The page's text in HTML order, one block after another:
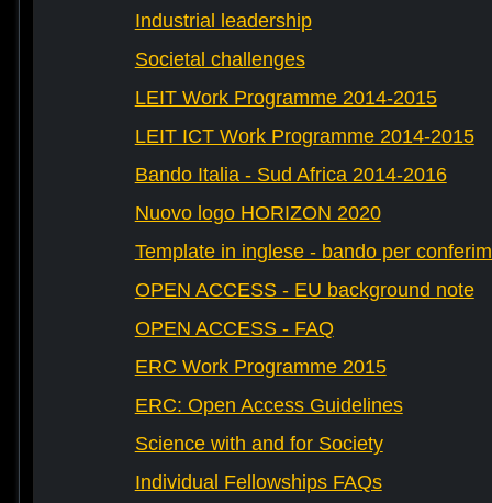
Industrial leadership
Societal challenges
LEIT Work Programme 2014-2015
LEIT ICT Work Programme 2014-2015
Bando Italia - Sud Africa 2014-2016
Nuovo logo HORIZON 2020
Template in inglese - bando per
OPEN ACCESS - EU background note
OPEN ACCESS - FAQ
ERC Work Programme 2015
ERC: Open Access Guidelines
Science with and for Society
Individual Fellowships FAQs